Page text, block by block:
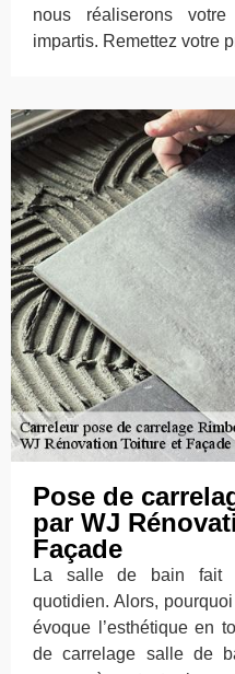
nous réaliserons
impartis. Remettez votre
Pose de
par WJ
Façade
La salle de bain fait
quotidien. Alors,
évoque l’esthétique en
de carrelage salle de